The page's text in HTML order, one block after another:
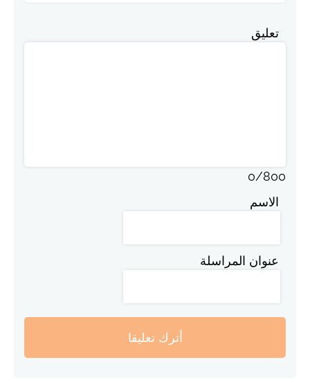
تعليق
0/800
الاسم
عنوان المراسلة
أترك تعليقا